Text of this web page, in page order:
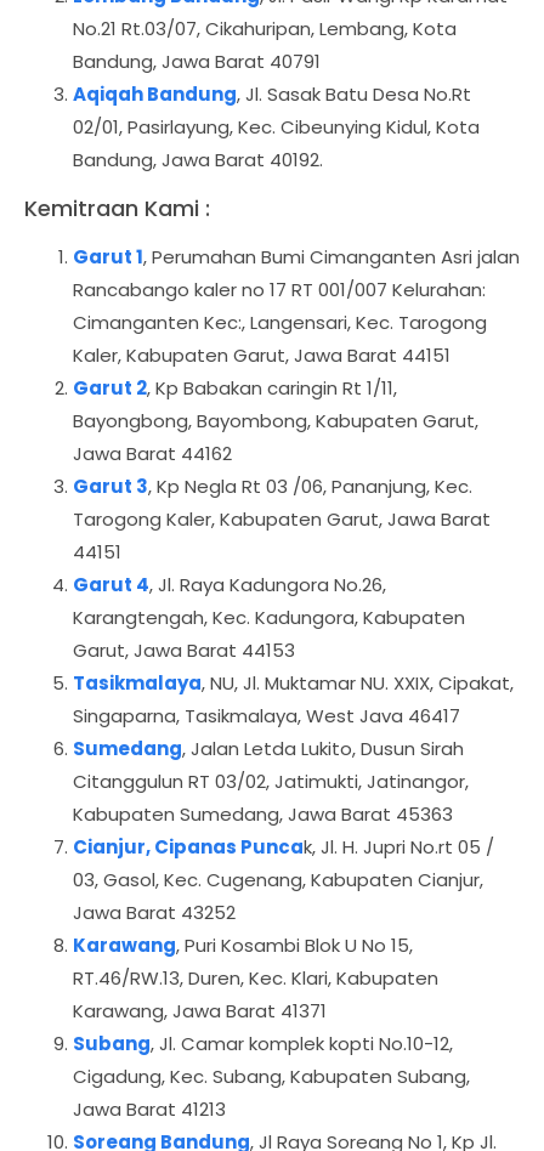
No.21 Rt.03/07, Cikahuripan, Lembang, Kota
Bandung, Jawa Barat 40791
Aqiqah Bandung, Jl. Sasak Batu Desa No.Rt
02/01, Pasirlayung, Kec. Cibeunying Kidul, Kota
Bandung, Jawa Barat 40192.
Kemitraan Kami :
Garut 1, Perumahan Bumi Cimanganten Asri jalan
Rancabango kaler no 17 RT 001/007 Kelurahan:
Cimanganten Kec:, Langensari, Kec. Tarogong
Kaler, Kabupaten Garut, Jawa Barat 44151
Garut 2, Kp Babakan caringin Rt 1/11,
Bayongbong, Bayombong, Kabupaten Garut,
Jawa Barat 44162
Garut 3, Kp Negla Rt 03 /06, Pananjung, Kec.
Tarogong Kaler, Kabupaten Garut, Jawa Barat
44151
Garut 4, Jl. Raya Kadungora No.26,
Karangtengah, Kec. Kadungora, Kabupaten
Garut, Jawa Barat 44153
Tasikmalaya, NU, Jl. Muktamar NU. XXIX, Cipakat,
Singaparna, Tasikmalaya, West Java 46417
Sumedang, Jalan Letda Lukito, Dusun Sirah
Citanggulun RT 03/02, Jatimukti, Jatinangor,
Kabupaten Sumedang, Jawa Barat 45363
Cianjur, Cipanas Puncak, Jl. H. Jupri No.rt 05 /
03, Gasol, Kec. Cugenang, Kabupaten Cianjur,
Jawa Barat 43252
Karawang, Puri Kosambi Blok U No 15,
RT.46/RW.13, Duren, Kec. Klari, Kabupaten
Karawang, Jawa Barat 41371
Subang, Jl. Camar komplek kopti No.10-12,
Cigadung, Kec. Subang, Kabupaten Subang,
Jawa Barat 41213
Soreang Bandung, Jl Raya Soreang No 1, Kp Jl.